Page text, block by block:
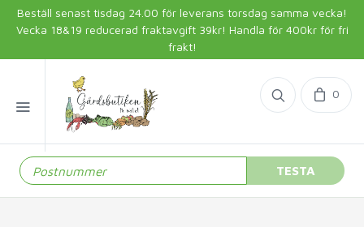
Beställ senast tisdag 24.00 för leverans torsdag samma vecka!
Vecka 18&19 reducerad fraktavgift 39kr! Handla för 400kr för fri
frakt!
0
TESTA